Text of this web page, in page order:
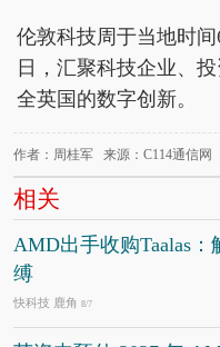
伦敦科技周于当地时
日，汇聚科技企业、
全英国的数字创新。
作者：周桂军 来源：C114通信网
相关
AMD出手收购Taalas
缚
快科技 鹿角 8/7